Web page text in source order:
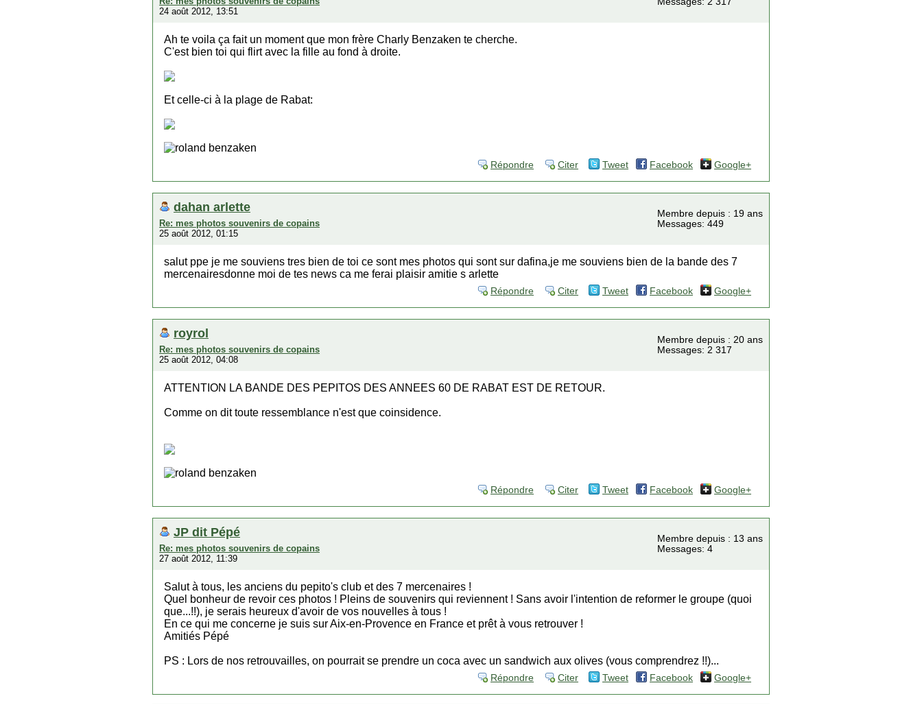
24 août 2012, 13:51
Ah te voila ça fait un moment que mon frère Charly Benzaken te cherche.
C'est bien toi qui flirt avec la fille au fond à droite.
Et celle-ci à la plage de Rabat:
roland benzaken
Répondre Citer Tweet Facebook Google+
dahan arlette
Re: mes photos souvenirs de copains
25 août 2012, 01:15
Membre depuis : 19 ans
Messages: 449
salut ppe je me souviens tres bien de toi ce sont mes photos qui sont sur dafina,je me souviens bien de la bande des 7
mercenairesdonne moi de tes news ca me ferai plaisir amitie s arlette
Répondre Citer Tweet Facebook Google+
royrol
Re: mes photos souvenirs de copains
25 août 2012, 04:08
Membre depuis : 20 ans
Messages: 2 317
ATTENTION LA BANDE DES PEPITOS DES ANNEES 60 DE RABAT EST DE RETOUR.
Comme on dit toute ressemblance n'est que coinsidence.
roland benzaken
Répondre Citer Tweet Facebook Google+
JP dit Pépé
Re: mes photos souvenirs de copains
27 août 2012, 11:39
Membre depuis : 13 ans
Messages: 4
Salut à tous, les anciens du pepito's club et des 7 mercenaires !
Quel bonheur de revoir ces photos ! Pleins de souvenirs qui reviennent ! Sans avoir l'intention de reformer le groupe (quoi
que...!!), je serais heureux d'avoir de vos nouvelles à tous !
En ce qui me concerne je suis sur Aix-en-Provence en France et prêt à vous retrouver !
Amitiés Pépé
PS : Lors de nos retrouvailles, on pourrait se prendre un coca avec un sandwich aux olives (vous comprendrez !!)...
Répondre Citer Tweet Facebook Google+